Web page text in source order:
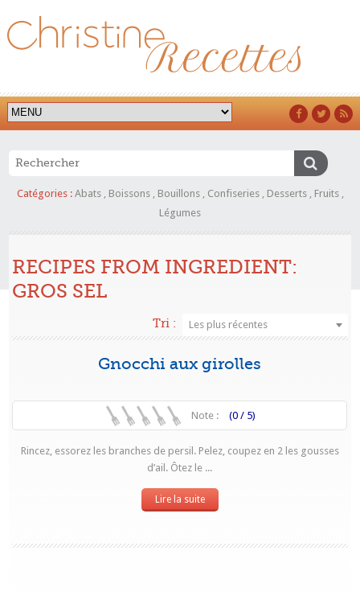
Catégories : Abats, Boissons, Bouillons, Confiseries, Desserts, Fruits,
Légumes
RECIPES FROM INGREDIENT:
GROS SEL
Tri : Les plus récentes
Gnocchi aux girolles
Note : (0 / 5)
Rincez, essorez les branches de persil. Pelez, coupez en 2 les gousses
d’ail. Ôtez le ...
Lire la suite